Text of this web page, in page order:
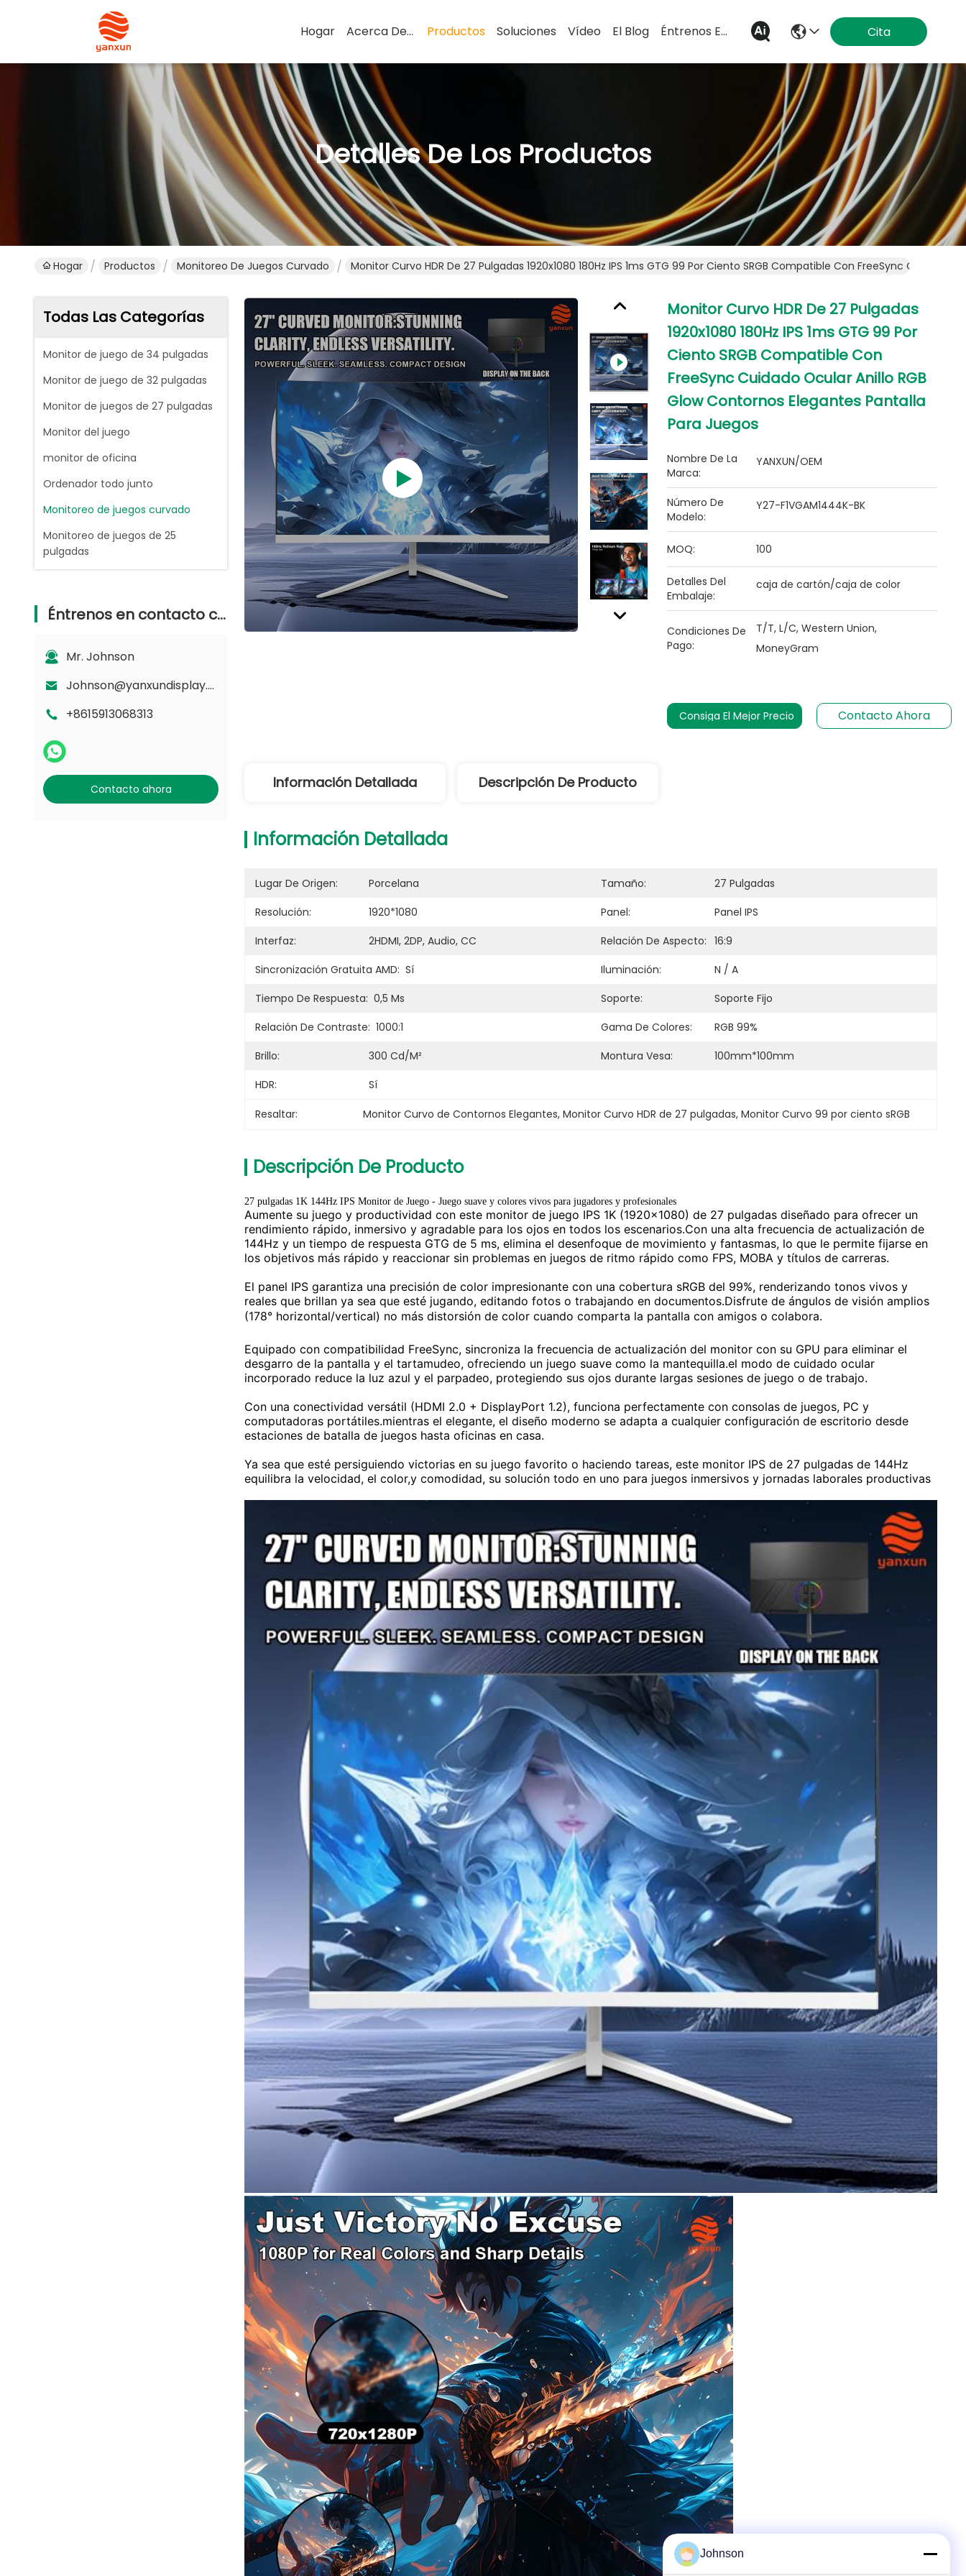
Hogar Acerca De Nosotros Productos Soluciones Vídeo El Blog Éntrenos En Contacto Con Cita
Detalles De Los Productos
Hogar Productos Monitoreo De Juegos Curvado Monitor Curvo HDR De 27 Pulgadas 1920x1080 180Hz IPS 1ms GTG 99 Por Ciento SRGB Compatible Con FreeSync Cuidado
Todas Las Categorías
Monitor de juego de 34 pulgadas
Monitor de juego de 32 pulgadas
Monitor de juegos de 27 pulgadas
Monitor del juego
monitor de oficina
Ordenador todo junto
Monitoreo de juegos curvado
Monitoreo de juegos de 25
pulgadas
Éntrenos en contacto con
Mr. Johnson
Johnson@yanxundisplay.com
+8615913068313
Contacto ahora
Monitor Curvo HDR De 27 Pulgadas
1920x1080 180Hz IPS 1ms GTG 99 Por
Ciento SRGB Compatible Con
FreeSync Cuidado Ocular Anillo RGB
Glow Contornos Elegantes Pantalla
Para Juegos
Nombre De La
Marca:
YANXUN/OEM
Número De
Modelo:
Y27-F1VGAM1444K-BK
MOQ: 100
Detalles Del
Embalaje:
caja de cartón/caja de color
Condiciones De
Pago:
T/T, L/C, Western Union,
MoneyGram
Consiga El Mejor Precio Contacto Ahora
Información Detallada Descripción De Producto
Información Detallada
Lugar De Origen: Porcelana Tamaño:
27 Pulgadas
Resolución:
1920*1080 Panel:
Panel IPS
Interfaz:
2HDMI, 2DP, Audio, CC Relación De Aspecto: 16:9
Sincronización Gratuita AMD: Sí Iluminación:
N / A
Tiempo De Respuesta: 0,5 Ms Soporte:
Soporte Fijo
Relación De Contraste: 1000:1 Gama De Colores:
RGB 99%
Brillo:
300 Cd/m² Montura Vesa:
100mm*100mm
HDR:
Sí
Resaltar: Monitor Curvo de Contornos Elegantes, Monitor Curvo HDR de 27 pulgadas, Monitor Curvo 99 por ciento sRGB
Descripción De Producto
27 pulgadas 1K 144Hz IPS Monitor de Juego - Juego suave y colores vivos para jugadores y profesionales
Aumente su juego y productividad con este monitor de juego IPS 1K (1920x1080) de 27 pulgadas diseñado para ofrecer un
rendimiento rápido, inmersivo y agradable para los ojos en todos los escenarios.Con una alta frecuencia de actualización de
144Hz y un tiempo de respuesta GTG de 5 ms, elimina el desenfoque de movimiento y fantasmas, lo que le permite fijarse en
los objetivos más rápido y reaccionar sin problemas en juegos de ritmo rápido como FPS, MOBA y títulos de carreras.
El panel IPS garantiza una precisión de color impresionante con una cobertura sRGB del 99%, renderizando tonos vivos y
reales que brillan ya sea que esté jugando, editando fotos o trabajando en documentos.Disfrute de ángulos de visión amplios
(178° horizontal/vertical) no más distorsión de color cuando comparta la pantalla con amigos o colabora.
Equipado con compatibilidad FreeSync, sincroniza la frecuencia de actualización del monitor con su GPU para eliminar el
desgarro de la pantalla y el tartamudeo, ofreciendo un juego suave como la mantequilla.el modo de cuidado ocular
incorporado reduce la luz azul y el parpadeo, protegiendo sus ojos durante largas sesiones de juego o de trabajo.
Con una conectividad versátil (HDMI 2.0 + DisplayPort 1.2), funciona perfectamente con consolas de juegos, PC y
computadoras portátiles.mientras el elegante, el diseño moderno se adapta a cualquier configuración de escritorio desde
estaciones de batalla de juegos hasta oficinas en casa.
Ya sea que esté persiguiendo victorias en su juego favorito o haciendo tareas, este monitor IPS de 27 pulgadas de 144Hz
equilibra la velocidad, el color,y comodidad, su solución todo en uno para juegos inmersivos y jornadas laborales productivas
Johnson